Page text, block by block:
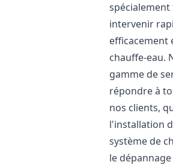
intervenir
efficacement
chauffe-eau.
gamme de
répondre à
nos clients,
l'installation
système de
le